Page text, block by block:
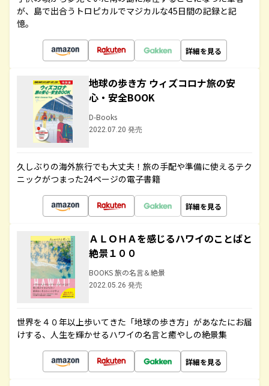
が、島で出合うトロピカルでマジカルな45日間の記録と記
憶。
詳細を見る
地球の歩き方 ウィズコロナ旅の安
心・安全BOOK
D-Books
2022.07.20 発売
久しぶりの海外旅行でも大丈夫！旅の手配や準備に使えるテク
ニックがつまった24ページの電子書籍
詳細を見る
ＡＬＯＨＡを感じるハワイのことばと
絶景１００
BOOKS 旅の名言＆絶景
2022.05.26 発売
世界を４０年以上歩いてきた「地球の歩き方」があなたにお届
けする、人生を輝かせるハワイの名言と癒やしの絶景集
詳細を見る